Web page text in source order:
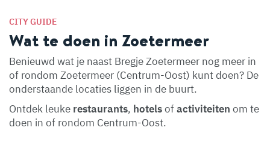
CITY GUIDE
Wat te doen in Zoetermeer
Benieuwd wat je naast Bregje Zoetermeer nog meer in
of rondom Zoetermeer (Centrum-Oost) kunt doen? De
onderstaande locaties liggen in de buurt.
Ontdek leuke restaurants, hotelsofactiviteiten om te
doen in of rondom Centrum-Oost.